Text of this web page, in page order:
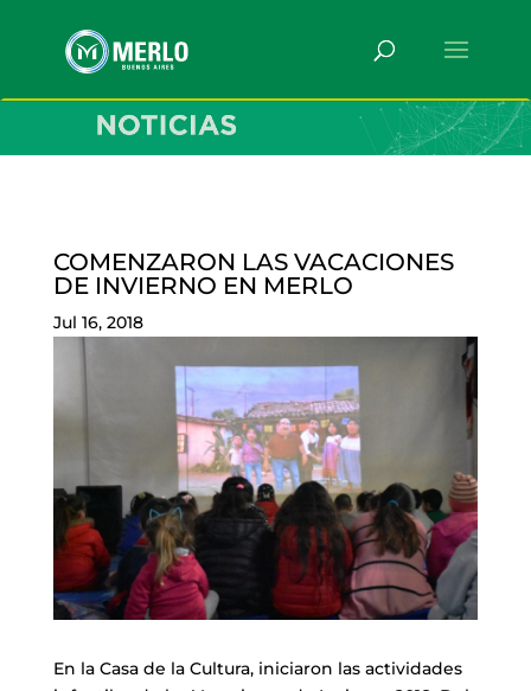
COMENZARON LAS VACACIONES
DE INVIERNO EN MERLO
Jul 16, 2018
En la Casa de la Cultura, iniciaron las actividades